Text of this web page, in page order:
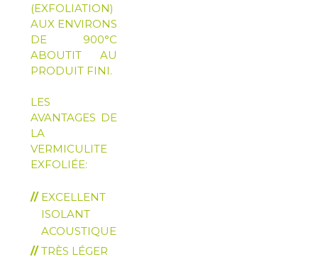
(EXFOLIATION)
AUX ENVIRONS
DE 900°C
ABOUTIT AU
PRODUIT FINI.
LES
AVANTAGES DE
LA
VERMICULITE
EXFOLIÉE:
EXCELLENT
ISOLANT
ACOUSTIQUE
TRÈS LÉGER